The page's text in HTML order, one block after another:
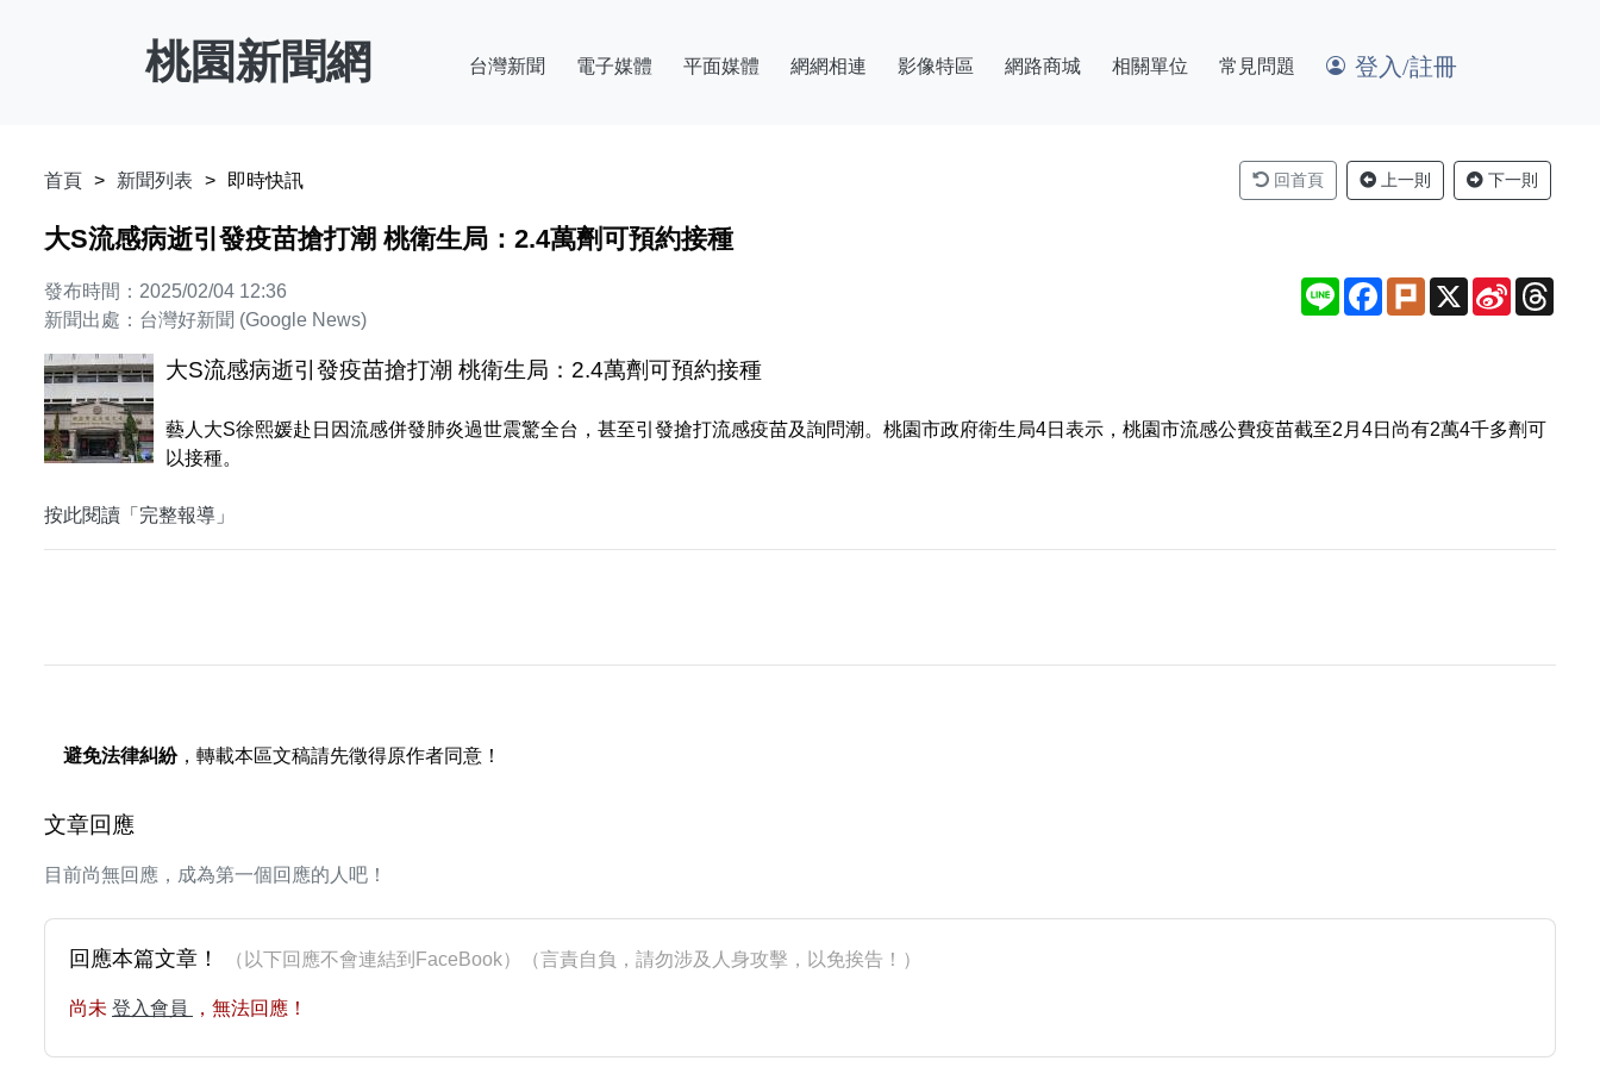
桃園新聞網 台灣新聞 電子媒體 平面媒體 網網相連 影像特區 網路商城 相關單位 常見問題 登入/註冊
首頁 新聞列表 即時快訊 回首頁 上一則 下一則
大S流感病逝引發疫苗搶打潮 桃衛生局：2.4萬劑可預約接種
發布時間：2025/02/04 12:36
新聞出處：台灣好新聞 (Google News)
Line Facebook
Plurk X
Sina
Weibo
大S流感病逝引發疫苗搶打潮 桃衛生局：2.4萬劑可預約接種
藝人大S徐熙媛赴日因流感併發肺炎過世震驚全台，甚至引發搶打流感疫苗及詢問潮。桃園市政府衛生局4日表示，桃園市流感公費疫苗截至2月4日尚有2萬4千多劑可
以接種。
按此閱讀「完整報導」
避免法律糾紛，轉載本區文稿請先徵得原作者同意！
文章回應
目前尚無回應，成為第一個回應的人吧！
回應本篇文章！ （以下回應不會連結到FaceBook）（言責自負，請勿涉及人身攻擊，以免挨告！）
尚未 登入會員 ，無法回應！